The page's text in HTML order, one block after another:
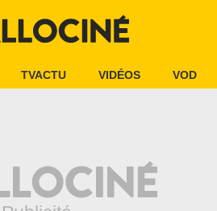
TVACTU VIDÉOS VOD